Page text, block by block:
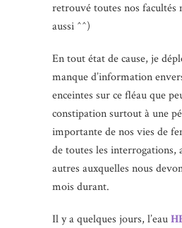
retrouvé toutes nos facultés
aussi ^^)
En tout état de cause, je
manque d’information
enceintes sur ce fléau que
constipation surtout à une
importante de nos vies de
de toutes les interrogations,
autres auxquelles nous
mois durant.
Il y a quelques jours, l’eau